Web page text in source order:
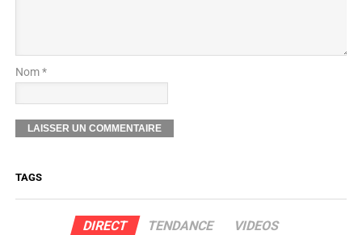
Nom *
TAGS
DIRECT TENDANCE VIDEOS